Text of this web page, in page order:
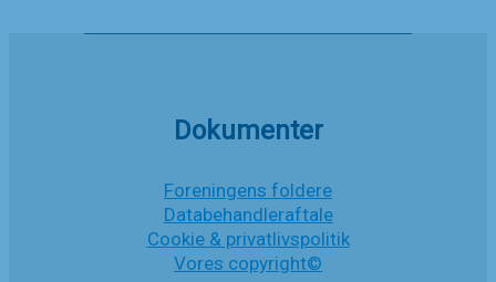
Dokumenter
Foreningens foldere
Databehandleraftale
Cookie & privatlivspolitik
Vores copyright©